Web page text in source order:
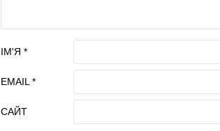
ІМ'Я *
EMAIL *
САЙТ